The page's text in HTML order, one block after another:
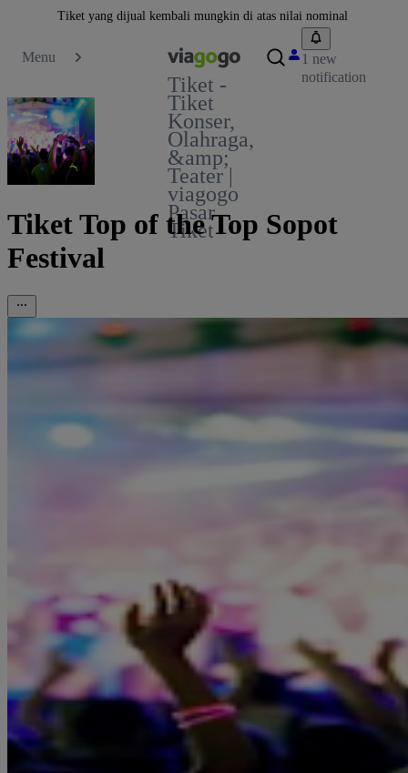
Tiket yang dijual kembali mungkin di atas nilai nominal
Menu
Tiket -
Tiket
Konser,
Olahraga,
&amp;
Teater |
viagogo
Pasar
Tiket
1 new
notification
Tiket Top of the Top Sopot
Festival